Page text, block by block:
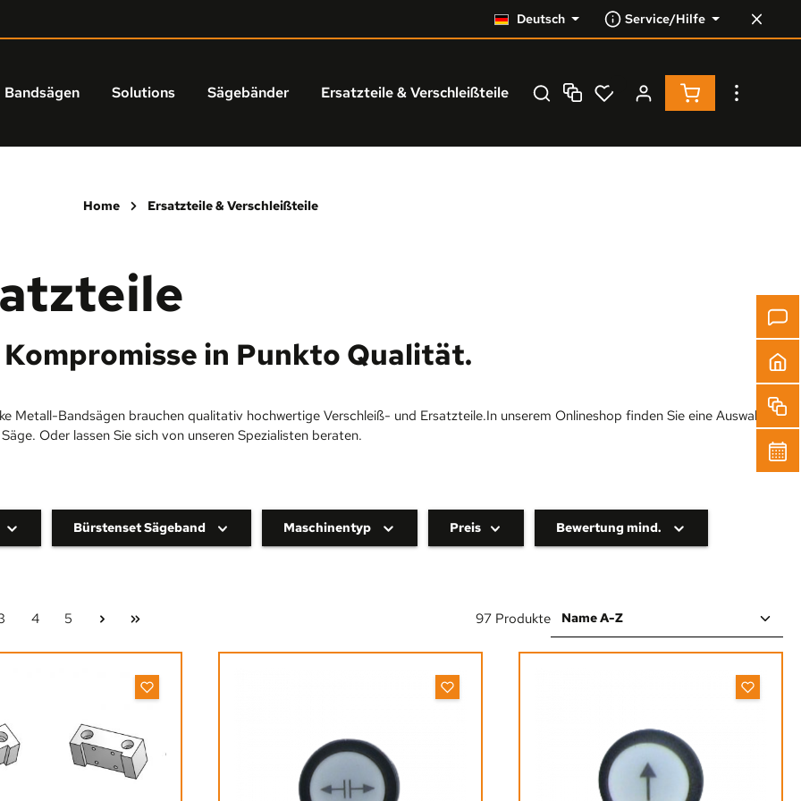
Deutsch Service/Hilfe
Bandsägen Solutions Sägebänder Ersatzteile & Verschleißteile Service % Resale %Warenkorb
Home Ersatzteile & Verschleißteile
Kompromisse in Punkto Qualität.
Metall-Bandsägen brauchen qualitativ hochwertige Verschleiß- und Ersatzteile.In unserem Onlineshop finden Sie eine Auswahl an
Oder lassen Sie sich von unseren Spezialisten beraten.
Bürstenset Sägeband Maschinentyp Preis Bewertung mind.
Seite
4 Seite
5 97 Produkte